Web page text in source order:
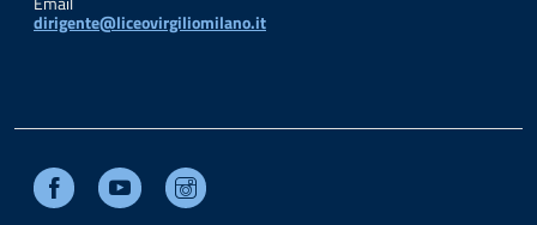
dirigente@liceovirgiliomilano.it
Facebook Youtube